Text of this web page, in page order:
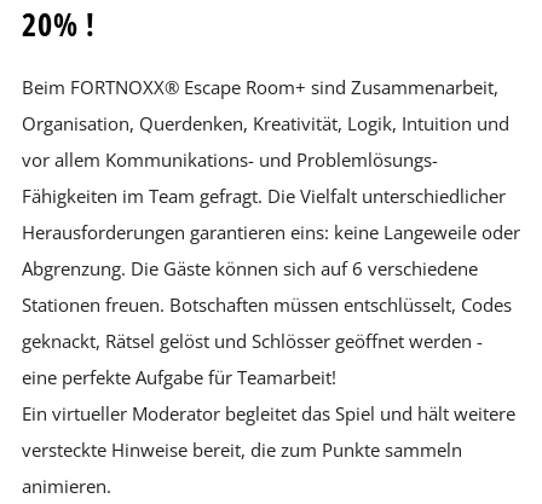
20% !
Beim FORTNOXX® Escape Room+ sind Zusammenarbeit,
Organisation, Querdenken, Kreativität, Logik, Intuition und
vor allem Kommunikations- und Problemlösungs-
Fähigkeiten im Team gefragt. Die Vielfalt unterschiedlicher
Herausforderungen garantieren eins: keine Langeweile oder
Abgrenzung. Die Gäste können sich auf 6 verschiedene
Stationen freuen. Botschaften müssen entschlüsselt, Codes
geknackt, Rätsel gelöst und Schlösser geöffnet werden -
eine perfekte Aufgabe für Teamarbeit!
Ein virtueller Moderator begleitet das Spiel und hält weitere
versteckte Hinweise bereit, die zum Punkte sammeln
animieren.